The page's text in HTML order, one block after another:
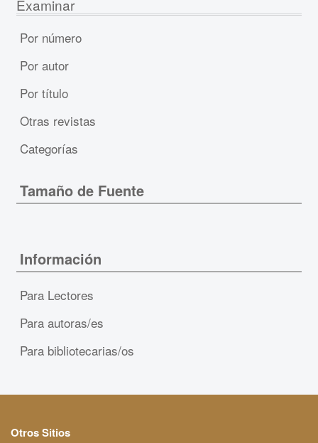
Examinar
Por número
Por autor
Por título
Otras revistas
Categorías
Tamaño de Fuente
Información
Para Lectores
Para autoras/es
Para bibliotecarias/os
Otros Sitios